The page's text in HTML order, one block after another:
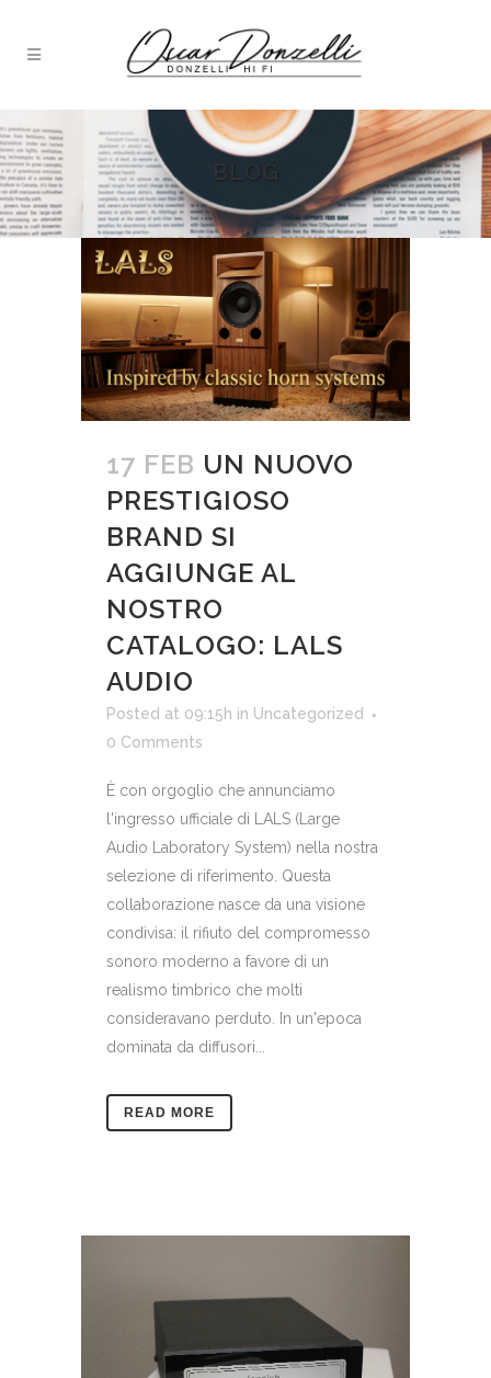
BLOG
17 FEB UN NUOVO
PRESTIGIOSO
BRAND SI
AGGIUNGE AL
NOSTRO
CATALOGO: LALS
AUDIO
Posted at 09:15h in Uncategorized
0 Comments
È con orgoglio che annunciamo
l'ingresso ufficiale di LALS (Large
Audio Laboratory System) nella nostra
selezione di riferimento. Questa
collaborazione nasce da una visione
condivisa: il rifiuto del compromesso
sonoro moderno a favore di un
realismo timbrico che molti
consideravano perduto. In un'epoca
dominata da diffusori...
READ MORE